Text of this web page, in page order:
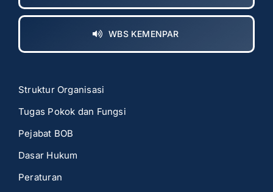
WBS KEMENPAR
Struktur Organisasi
Tugas Pokok dan Fungsi
Pejabat BOB
Dasar Hukum
Peraturan